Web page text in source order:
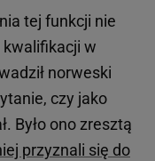
tej funkcji nie
kwalifikacji w
norweski
czy jako
Było ono zresztą
przyznali się do